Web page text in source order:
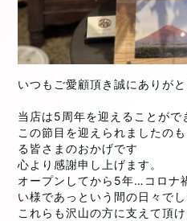
いつもご愛顧頂き誠にありが
当店は5周年を迎えることがで
この節目を迎えられましたの
る皆さまのおかげです
心より感謝申し上げます。
オープンしてから5年…コロナ
い様であっという間の日々でし
これらも沢山の方に支えて頂